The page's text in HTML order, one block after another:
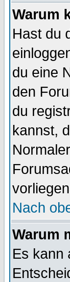
Warum
Hast du
du eine
den
du
kannst,
Nach
Warum
Es kann